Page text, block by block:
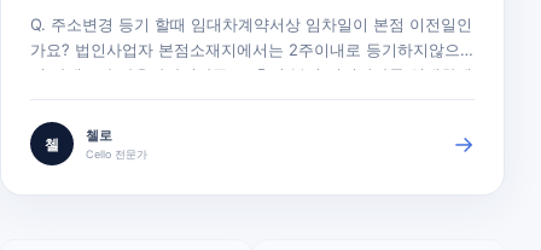
Q. 주소변경 등기 할때 임대차계약서상 임차일이 본점 이전일인
가요? 법인사업자 본점소재지에서는 2주이내로 등기하지않으
면 과태료가 나온다하더라구요. 혹시 본점 이전날짜를 임대차계
약서 날짜에 적용되는건가요?? 임대차계약서 미리작성했을경우
는 어떻게되는건지... 상관이 없는건가요? A. 안녕하세요. 첼로
법인등기를 운영하고 있는 법률사무소 화음입니다. 1. 임대차계
첼 첼로
Cello 전문가 →